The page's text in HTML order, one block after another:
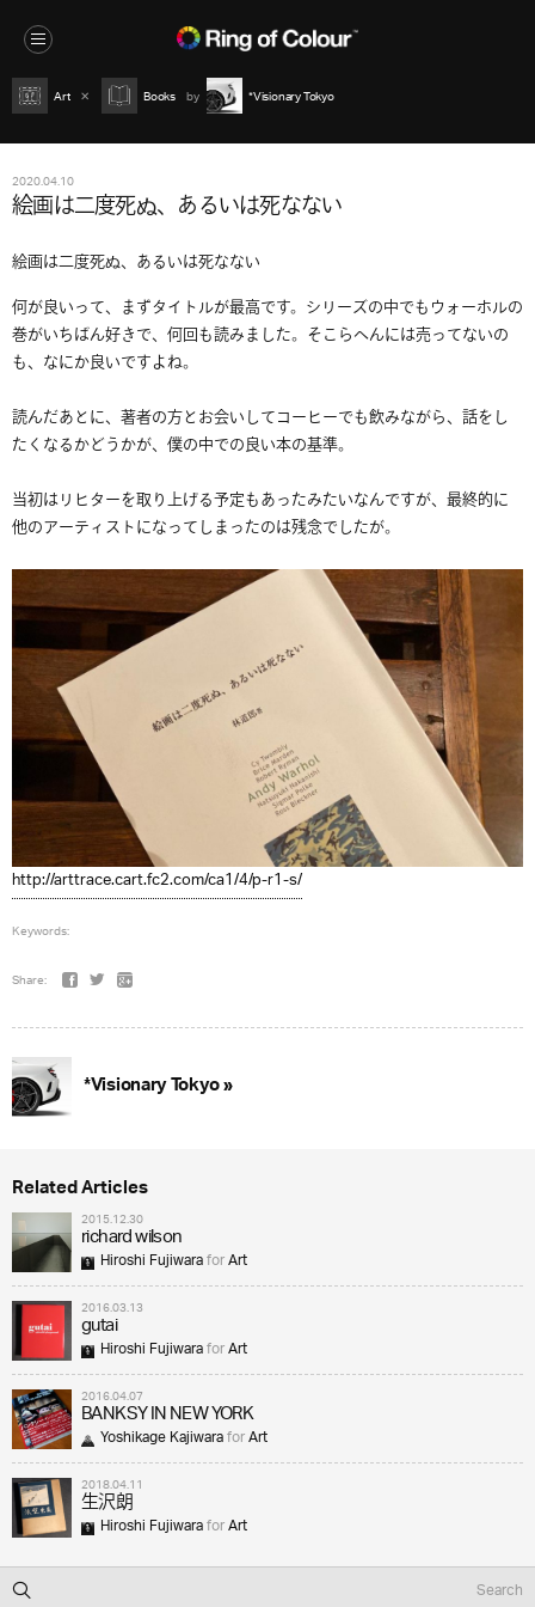
Art Books *Visionary Tokyo
2020.04.10
絵画は二度死ぬ、あるいは死なない
絵画は二度死ぬ、あるいは死なない
何が良いって、まずタイトルが最高です。シリーズの中でもウォーホルの
巻がいちばん好きで、何回も読みました。そこらへんには売ってないの
も、なにか良いですよね。
読んだあとに、著者の方とお会いしてコーヒーでも飲みながら、話をし
たくなるかどうかが、僕の中での良い本の基準。
当初はリヒターを取り上げる予定もあったみたいなんですが、最終的に
他のアーティストになってしまったのは残念でしたが。
http://arttrace.cart.fc2.com/ca1/4/p-r1-s/
Keywords:
Share:
*Visionary Tokyo »
Related Articles
2015.12.30
richard wilson
Hiroshi FujiwaraforArt
2016.03.13
gutai
Hiroshi FujiwaraforArt
2016.04.07
BANKSY IN NEW YORK
Yoshikage KajiwaraforArt
2018.04.11
生沢朗
Hiroshi FujiwaraforArt